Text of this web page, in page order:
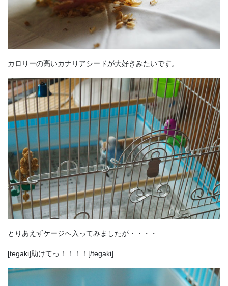
カロリーの高いカナリアシードが大好きみたいです。
とりあえずケージへ入ってみましたが・・・・
[tegaki]助けてっ！！！！[/tegaki]